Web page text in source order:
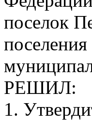
поселок
РЕШИЛ:
1.